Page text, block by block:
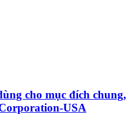
cho mục đích chung,
USA